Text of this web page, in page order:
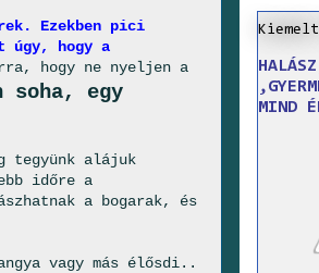
Ezekben pici
úgy, hogy a
hogy ne nyeljen a
soha, egy
tegyünk alájuk
időre a
a bogarak, és
vagy más élősdi..
MIND